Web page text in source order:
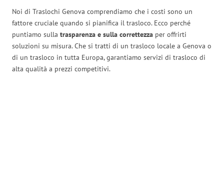
Noi di Traslochi Genova comprendiamo che i costi sono un
fattore cruciale quando si pianifica il trasloco. Ecco perché
puntiamo sulla trasparenza e sulla correttezza per offrirti
soluzioni su misura. Che si tratti di un trasloco locale a Genova o
di un trasloco in tutta Europa, garantiamo servizi di trasloco di
alta qualità a prezzi competitivi.